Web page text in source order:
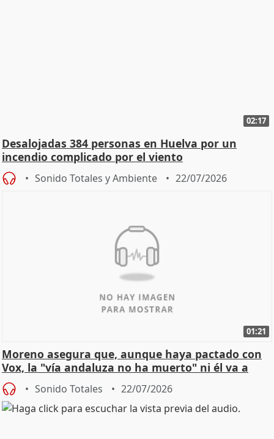
02:17
Desalojadas 384 personas en Huelva por un
incendio complicado por el viento
Sonido Totales y Ambiente 22/07/2026
01:21
Moreno asegura que, aunque haya pactado con
Vox, la "vía andaluza no ha muerto" ni él va a
"cambiar"
Sonido Totales 22/07/2026